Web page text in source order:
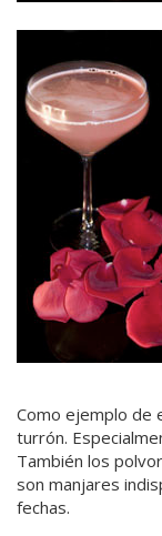
Como ejemplo de
turrón.
También los
son manjares
fechas.